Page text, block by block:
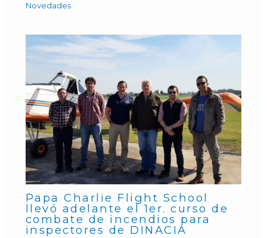
Novedades
Papa Charlie Flight School
llevó adelante el 1er. curso de
combate de incendios para
inspectores de DINACIA